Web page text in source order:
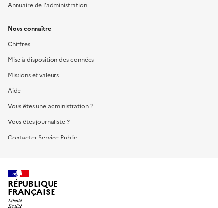
Annuaire de l'administration
Nous connaître
Chiffres
Mise à disposition des données
Missions et valeurs
Aide
Vous êtes une administration ?
Vous êtes journaliste ?
Contacter Service Public
RÉPUBLIQUE
FRANÇAISE